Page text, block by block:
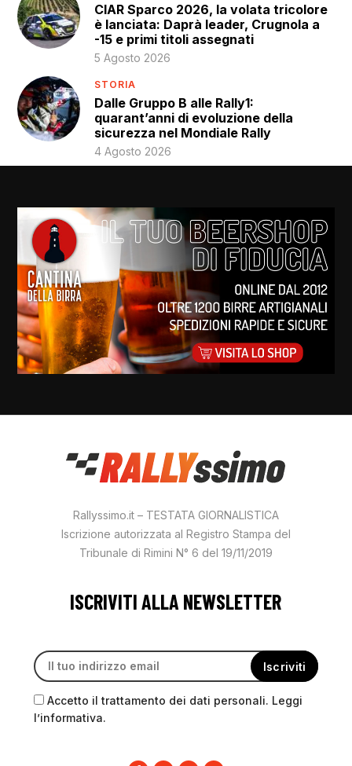
CIAR Sparco 2026, la volata tricolore
è lanciata: Daprà leader, Crugnola a
-15 e primi titoli assegnati
5 Agosto 2026
STORIA
Dalle Gruppo B alle Rally1:
quarant’anni di evoluzione della
sicurezza nel Mondiale Rally
4 Agosto 2026
Rallyssimo.it – TESTATA GIORNALISTICA
Iscrizione autorizzata al Registro Stampa del
Tribunale di Rimini N° 6 del 19/11/2019
ISCRIVITI ALLA NEWSLETTER
Accetto il trattamento dei dati personali. Leggi
l’informativa.